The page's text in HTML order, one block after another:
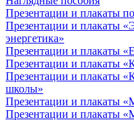
Презентации и плакаты
Презентации и плакаты
энергетика»
Презентации и плакаты
Презентации и плакаты
Презентации и плакаты
школы»
Презентации и плакаты
Презентации и плакаты